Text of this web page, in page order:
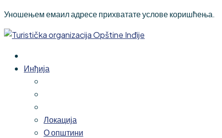
Уношењем емаил адресе прихватате услове коришћења.
Инђија
Локација
О општини